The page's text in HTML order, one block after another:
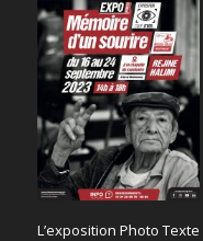
L’exposition Photo Texte